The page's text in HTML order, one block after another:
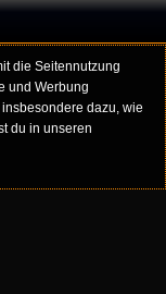
die Seitennutzung
und Werbung
dazu, wie
du in unseren